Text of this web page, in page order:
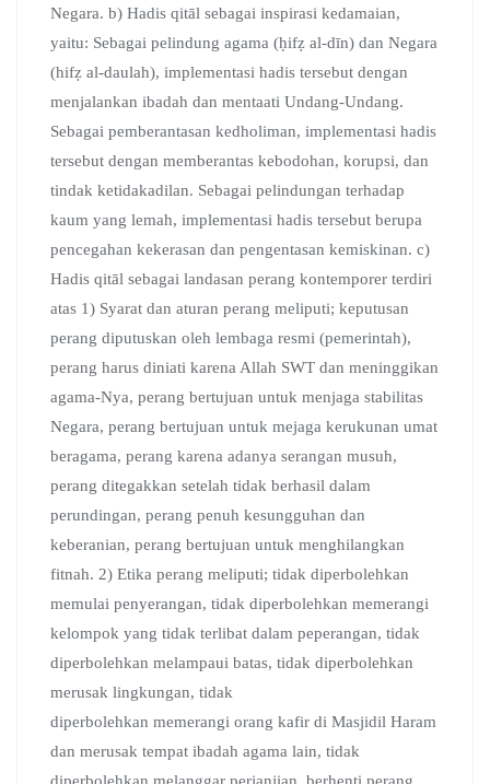
Negara. b) Hadis qitāl sebagai inspirasi kedamaian,
yaitu: Sebagai pelindung agama (ḥifẓ al-dīn) dan Negara
(hifẓ al-daulah), implementasi hadis tersebut dengan
menjalankan ibadah dan mentaati Undang-Undang.
Sebagai pemberantasan kedholiman, implementasi hadis
tersebut dengan memberantas kebodohan, korupsi, dan
tindak ketidakadilan. Sebagai pelindungan terhadap
kaum yang lemah, implementasi hadis tersebut berupa
pencegahan kekerasan dan pengentasan kemiskinan. c)
Hadis qitāl sebagai landasan perang kontemporer terdiri
atas 1) Syarat dan aturan perang meliputi; keputusan
perang diputuskan oleh lembaga resmi (pemerintah),
perang harus diniati karena Allah SWT dan meninggikan
agama-Nya, perang bertujuan untuk menjaga stabilitas
Negara, perang bertujuan untuk mejaga kerukunan umat
beragama, perang karena adanya serangan musuh,
perang ditegakkan setelah tidak berhasil dalam
perundingan, perang penuh kesungguhan dan
keberanian, perang bertujuan untuk menghilangkan
fitnah. 2) Etika perang meliputi; tidak diperbolehkan
memulai penyerangan, tidak diperbolehkan memerangi
kelompok yang tidak terlibat dalam peperangan, tidak
diperbolehkan melampaui batas, tidak diperbolehkan
merusak lingkungan, tidak
diperbolehkan memerangi orang kafir di Masjidil Haram
dan merusak tempat ibadah agama lain, tidak